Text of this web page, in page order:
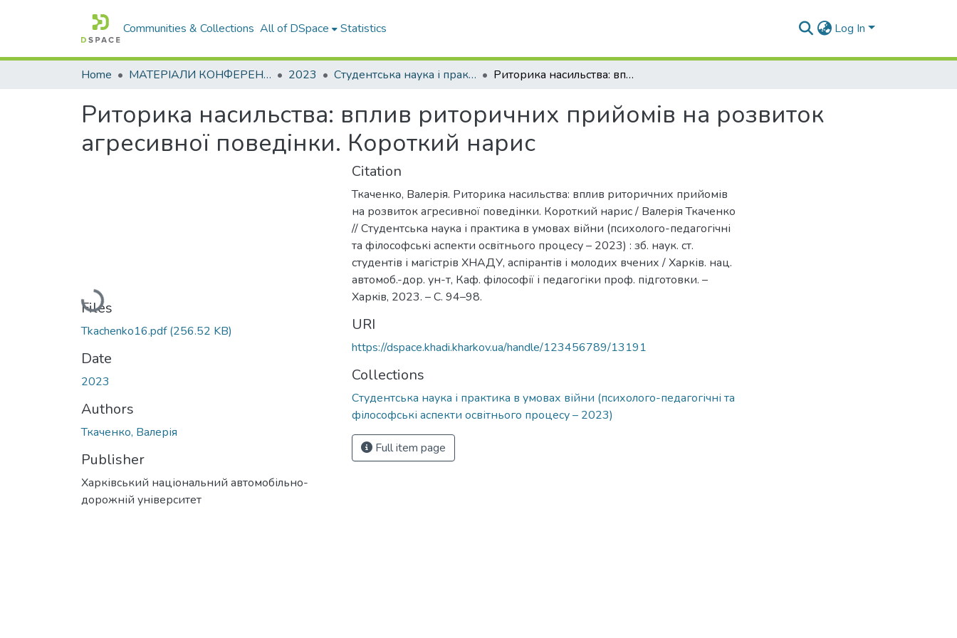
Communities & Collections All of DSpace Statistics Log In
Home МАТЕРІАЛИ КОНФЕРЕНЦІЙ 2023 Студентська наука і практика в умовах війни (психолого-педагогічні та філософські аспекти освітнього процесу – 2023) Риторика насильства: вплив риторичних прийомів на розвиток агресивної поведінки. Короткий нарис
Риторика насильства: вплив риторичних прийомів на розвиток
агресивної поведінки. Короткий нарис
Loading...
Files
Tkachenko16.pdf(256.52 KB)
Date
2023
Authors
Ткаченко, Валерія
Publisher
Харківський національний автомобільно-
дорожній університет
Citation
Ткаченко, Валерія. Риторика насильства: вплив риторичних прийомів
на розвиток агресивної поведінки. Короткий нарис / Валерія Ткаченко
// Студентська наука і практика в умовах війни (психолого-педагогічні
та філософські аспекти освітнього процесу – 2023) : зб. наук. ст.
студентів і магістрів ХНАДУ, аспірантів і молодих вчених / Харків. нац.
автомоб.-дор. ун-т, Каф. філософії і педагогіки проф. підготовки. –
Харкiв, 2023. – С. 94–98.
URI
https://dspace.khadi.kharkov.ua/handle/123456789/13191
Collections
Студентська наука і практика в умовах війни (психолого-педагогічні та
філософські аспекти освітнього процесу – 2023)
Full item page